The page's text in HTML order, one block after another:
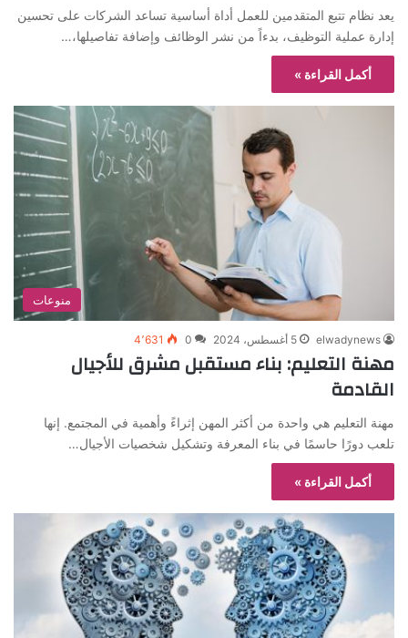
يعد نظام تتبع المتقدمين للعمل أداة أساسية تساعد الشركات على تحسين
إدارة عملية التوظيف، بدءاً من نشر الوظائف وإضافة تفاصيلها،…
أكمل القراءة »
منوعات
elwadynews 5 أغسطس، 2024 0 4٬631
مهنة التعليم: بناء مستقبل مشرق للأجيال
القادمة
مهنة التعليم هي واحدة من أكثر المهن إثراءً وأهمية في المجتمع. إنها
تلعب دورًا حاسمًا في بناء المعرفة وتشكيل شخصيات الأجيال…
أكمل القراءة »